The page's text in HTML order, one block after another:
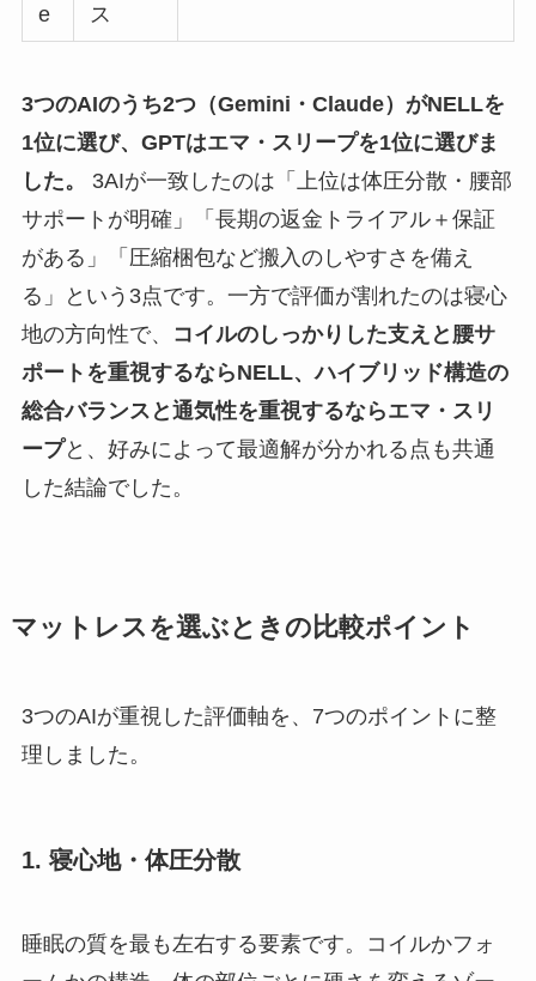
e
ス
3つのAIのうち2つ（Gemini・Claude）がNELLを
1位に選び、GPTはエマ・スリープを1位に選びま
した。
3AIが一致したのは「上位は体圧分散・腰部
サポートが明確」「長期の返金トライアル＋保証
がある」「圧縮梱包など搬入のしやすさを備え
る」という3点です。一方で評価が割れたのは寝心
地の方向性で、
コイルのしっかりした支えと腰サ
ポートを重視するならNELL、ハイブリッド構造の
総合バランスと通気性を重視するならエマ・スリ
ープと、好みによって最適解が分かれる点も共通
した結論でした。
マットレスを選ぶときの比較ポイント
3つのAIが重視した評価軸を、7つのポイントに整
理しました。
1. 寝心地・体圧分散
睡眠の質を最も左右する要素です。コイルかフォ